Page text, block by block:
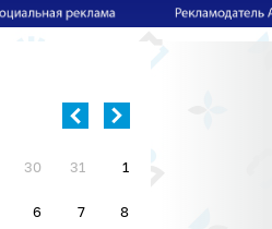
30 31 1
6 7 8